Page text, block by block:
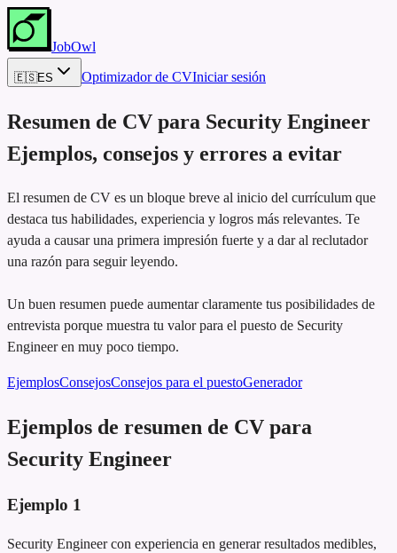
JobOwl
🇪🇸ES Optimizador de CVIniciar sesión
Resumen de CV para Security Engineer
Ejemplos, consejos y errores a evitar
El resumen de CV es un bloque breve al inicio del currículum que
destaca tus habilidades, experiencia y logros más relevantes. Te
ayuda a causar una primera impresión fuerte y a dar al reclutador
una razón para seguir leyendo.
Un buen resumen puede aumentar claramente tus posibilidades de
entrevista porque muestra tu valor para el puesto de Security
Engineer en muy poco tiempo.
EjemplosConsejosConsejos para el puestoGenerador
Ejemplos de resumen de CV para
Security Engineer
Ejemplo 1
Security Engineer con experiencia en generar resultados medibles,